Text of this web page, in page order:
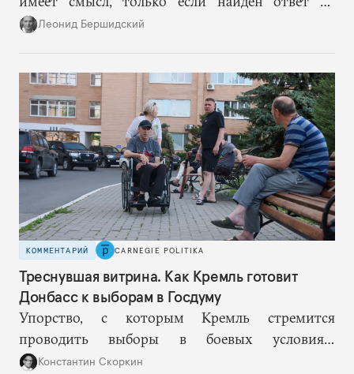
главный вопрос — о том, как при любом
неизбежного во всех сценариях, кроме
однозначно, триумфально победного для
Путина.
Леонид Бершидский
КОММЕНТАРИЙ CARNEGIE POLITIKA
Треснувшая витрина. Как Кремль готовит
Донбасс к выборам в Госдуму
Упорство, с которым Кремль стремится
проводить выборы в боевых условиях,
основывается на избранной им стратегии
Константин Скоркин